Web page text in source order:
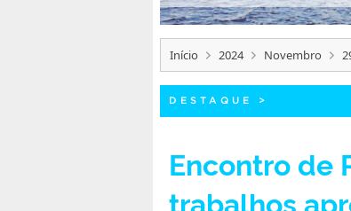
Início 2024 Novembro
DESTAQUE >
Encontro de
trabalhos